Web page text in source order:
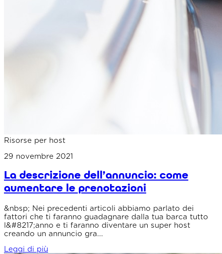
Risorse per host
29 novembre 2021
La descrizione dell’annuncio: come
aumentare le prenotazioni
&nbsp; Nei precedenti articoli abbiamo parlato dei
fattori che ti faranno guadagnare dalla tua barca tutto
l&#8217;anno e ti faranno diventare un super host
creando un annuncio gra...
Leggi di più